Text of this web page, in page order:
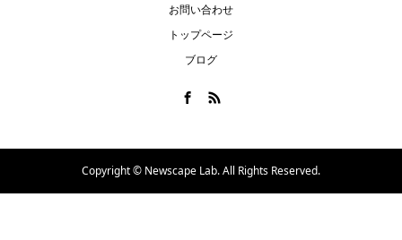
お問い合わせ
トップページ
ブログ
Copyright © Newscape Lab. All Rights Reserved.